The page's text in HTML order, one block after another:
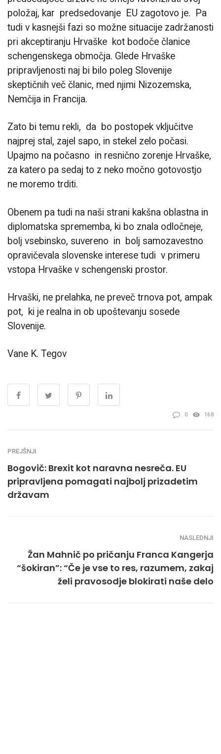
položaj, kar predsedovanje EU zagotovo je. Pa
tudi v kasnejši fazi so možne situacije zadržanosti
pri akceptiranju Hrvaške kot bodoče članice
schengenskega območja. Glede Hrvaške
pripravljenosti naj bi bilo poleg Slovenije
skeptičnih več članic, med njimi Nizozemska,
Nemčija in Francija.
Zato bi temu rekli, da bo postopek vključitve
najprej stal, zajel sapo, in stekel zelo počasi.
Upajmo na počasno in resnično zorenje Hrvaške,
za katero pa sedaj to z neko močno gotovostjo
ne moremo trditi.
Obenem pa tudi na naši strani kakšna oblastna in
diplomatska sprememba, ki bo znala odločneje,
bolj vsebinsko, suvereno in bolj samozavestno
opravičevala slovenske interese tudi v primeru
vstopa Hrvaške v schengenski prostor.
Hrvaški, ne prelahka, ne preveč trnova pot, ampak
pot, ki je realna in ob upoštevanju sosede
Slovenije.
Vane K. Tegov
0 168
PREJŠNJI
Bogovič: Brexit kot naravna nesreča. EU
pripravljena pomagati najbolj prizadetim
državam
NASLEDNJI
Žan Mahnič po pričanju Franca Kangerja
“šokiran”: “Če je vse to res, razumem, zakaj
želi pravosodje blokirati naše delo